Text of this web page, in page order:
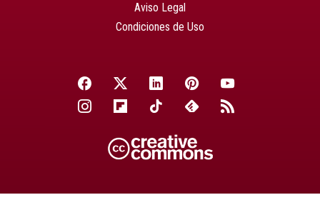
Aviso Legal
Condiciones de Uso